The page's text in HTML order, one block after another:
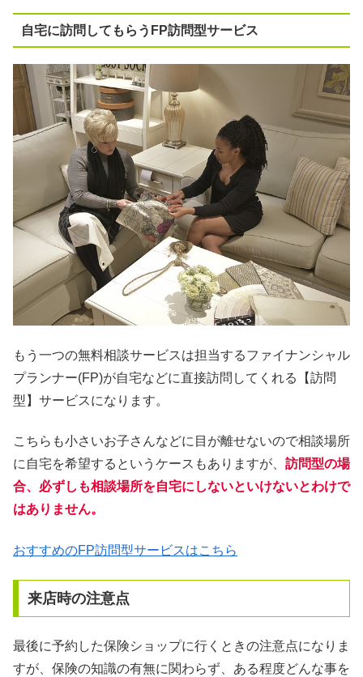
自宅に訪問してもらうFP訪問型サービス
もう一つの無料相談サービスは担当するファイナンシャル
プランナー(FP)が自宅などに直接訪問してくれる【訪問
型】サービスになります。
こちらも小さいお子さんなどに目が離せないので相談場所
に自宅を希望するというケースもありますが、 訪問型の場
合、必ずしも相談場所を自宅にしないといけないとわけで
はありません。
おすすめのFP訪問型サービスはこちら
来店時の注意点
最後に予約した保険ショップに行くときの注意点になりま
すが、保険の知識の有無に関わらず、ある程度どんな事を